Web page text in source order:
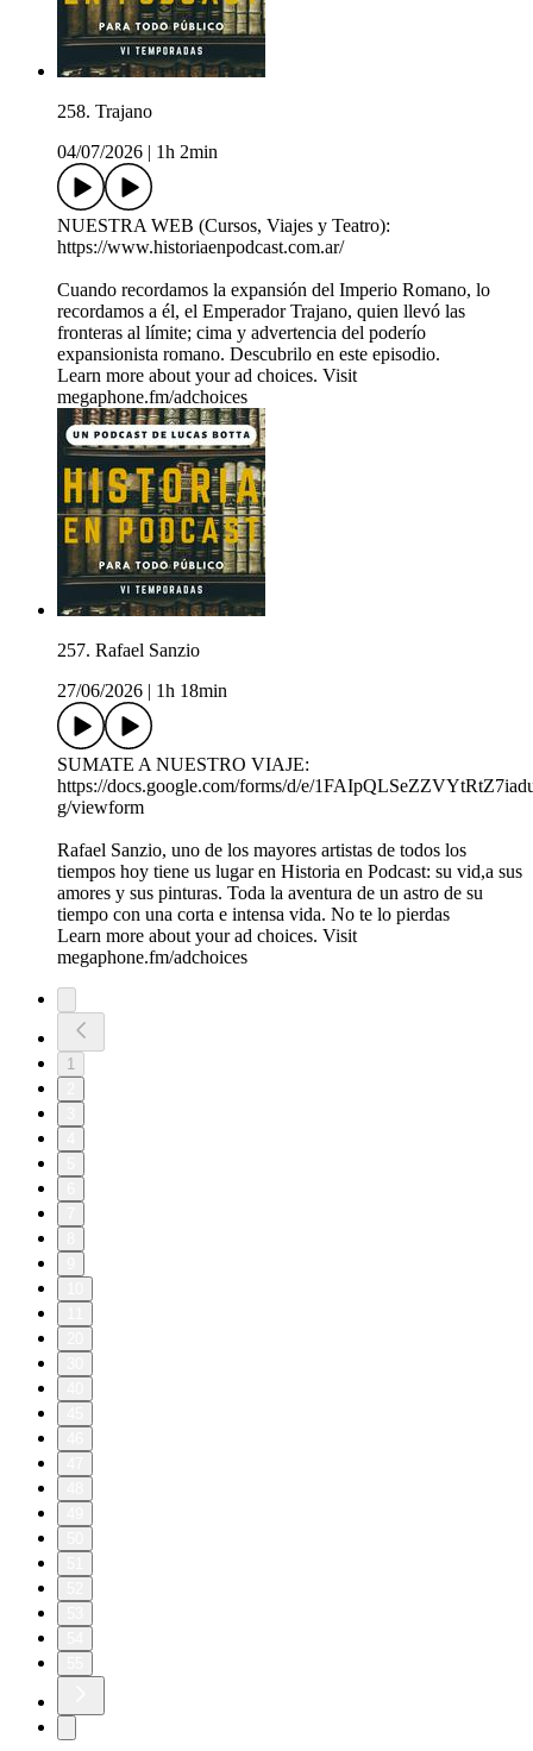
258. Trajano
04/07/2026
1h 2min
NUESTRA WEB (Cursos, Viajes y Teatro):
https://www.historiaenpodcast.com.ar/
Cuando recordamos la expansión del Imperio Romano, lo
recordamos a él, el Emperador Trajano, quien llevó las
fronteras al límite; cima y advertencia del poderío
expansionista romano. Descubrilo en este episodio.
Learn more about your ad choices. Visit
megaphone.fm/adchoices
257. Rafael Sanzio
27/06/2026
1h 18min
SUMATE A NUESTRO VIAJE:
https://docs.google.com/forms/d/e/
g/viewform
Rafael Sanzio, uno de los mayores artistas de todos los
tiempos hoy tiene us lugar en Historia en Podcast: su vid,a sus
amores y sus pinturas. Toda la aventura de un astro de su
tiempo con una corta e intensa vida. No te lo pierdas
Learn more about your ad choices. Visit
megaphone.fm/adchoices
1